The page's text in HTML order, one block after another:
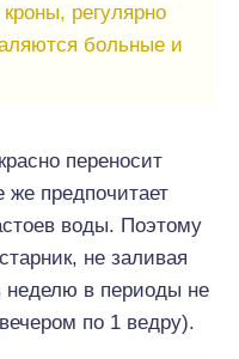
регулярно
больные и
переносит
предпочитает
воды. Поэтому
не заливая
неделю в периоды не
по 1 ведру).